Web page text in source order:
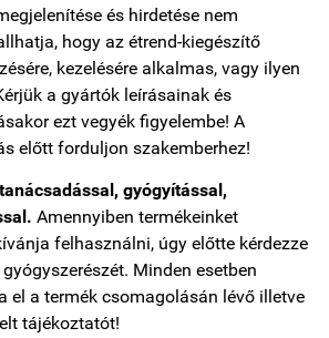
és hirdetése nem
hogy az étrend-kiegészítő
kezelésére alkalmas, vagy ilyen
a gyártók leírásainak és
ezt vegyék figyelembe! A
előtt forduljon szakemberhez!
gyógyítással,
Amennyiben termékeinket
felhasználni, úgy előtte kérdezze
Minden esetben
el a termék csomagolásán lévő illetve
tájékoztatót!